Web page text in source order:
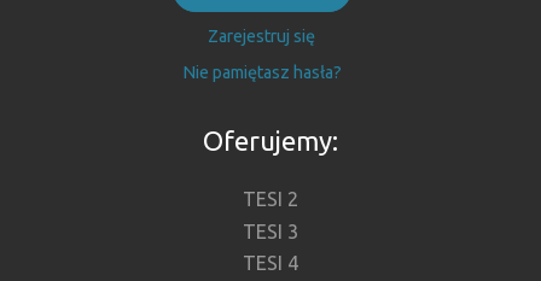
Zarejestruj się
Nie pamiętasz hasła?
Oferujemy:
TESI 2
TESI 3
TESI 4